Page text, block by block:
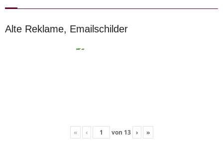
Datenschutzerklärung
Impressum
Alte Reklame, Emailschilder
« ‹ von 13 › »